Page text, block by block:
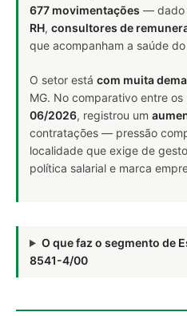
677 movimentações — dado
RH, consultores de
que acompanham a saúde do
O setor está com muita
MG. No comparativo entre os
06/2026, registrou um
contratações — pressão
localidade que exige de
política salarial e marca
O que faz o segmento de
8541-4/00